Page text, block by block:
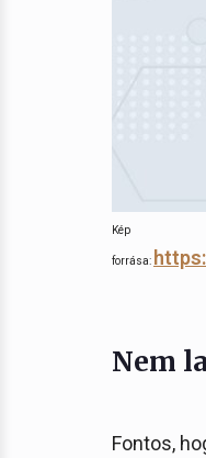
Kép
forrása:
Nem
Fontos,